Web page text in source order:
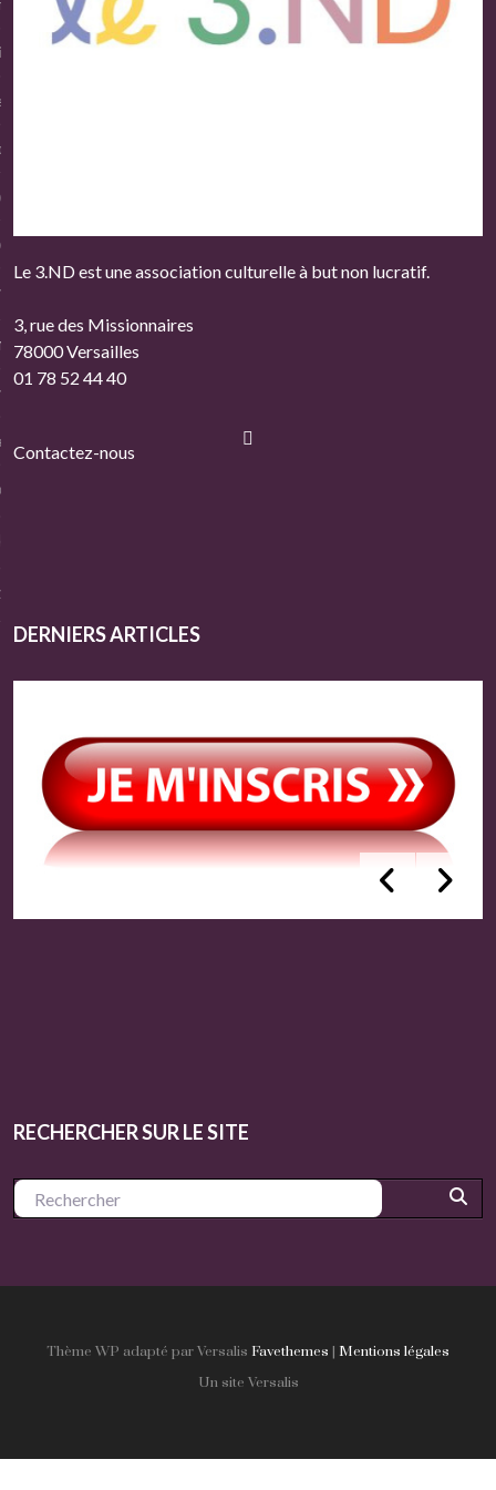
Saint-Joseph
et Equipe
Centre
intérieur
/ Se réinscrire
et tarifs 3.ND Versailles
d’admission
Le 3.ND est une association culturelle à but non lucratif.
3, rue des Missionnaires
78000 Versailles
01 78 52 44 40
Contactez-nous
DERNIERS ARTICLES
RECHERCHER SUR LE SITE
Thème WP adapté par Versalis Favethemes | Mentions légales
Un site Versalis